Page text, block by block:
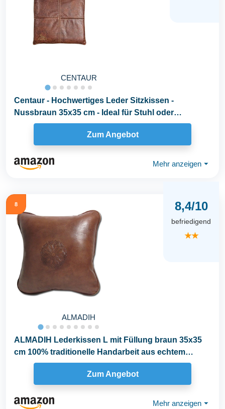
CENTAUR
Centaur - Hochwertiges Leder Sitzkissen -
Nussbraun 35x35 cm - Ideal für Stuhl oder
Sitzbank...
Zum Angebot
Mehr anzeigen ⏷
8
ALMADIH
8,4/10
befriedigend
★★
ALMADIH Lederkissen L mit Füllung braun 35x35
cm 100% traditionelle Handarbeit aus echtem
Leder...
Zum Angebot
Mehr anzeigen ⏷